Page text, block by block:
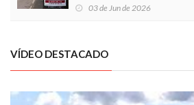
03 de Jun de 2026
VÍDEO DESTACADO